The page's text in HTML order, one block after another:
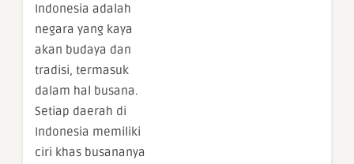
Indonesia adalah
negara yang kaya
akan budaya dan
tradisi, termasuk
dalam hal busana.
Setiap daerah di
Indonesia memiliki
ciri khas busananya